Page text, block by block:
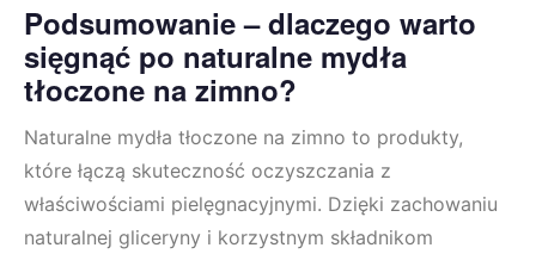
Podsumowanie – dlaczego warto
sięgnąć po naturalne mydła
tłoczone na zimno?
Naturalne mydła tłoczone na zimno to produkty,
które łączą skuteczność oczyszczania z
właściwościami pielęgnacyjnymi. Dzięki zachowaniu
naturalnej gliceryny i korzystnym składnikom